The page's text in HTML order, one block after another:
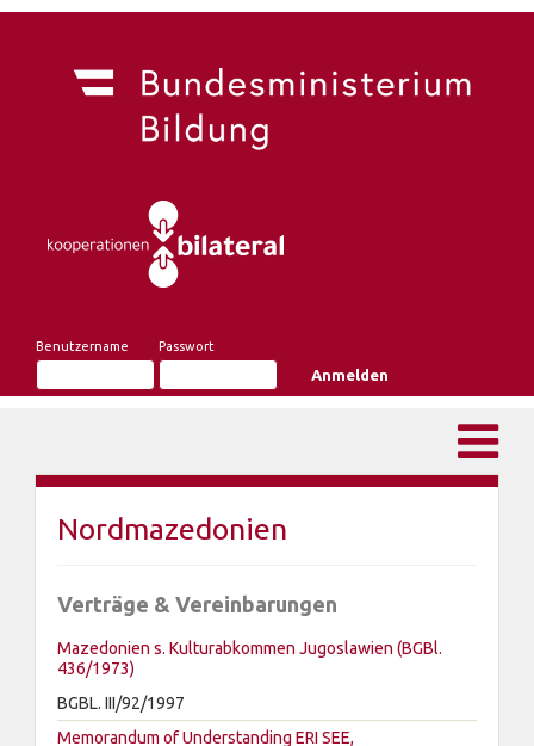
Benutzername Passwort
Nordmazedonien
Verträge & Vereinbarungen
Mazedonien s. Kulturabkommen Jugoslawien (BGBl.
436/1973)
BGBL. III/92/1997
Memorandum of Understanding ERI SEE,